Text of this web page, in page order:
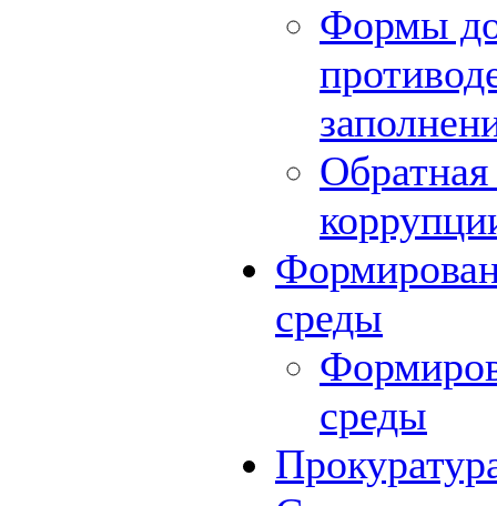
Формы
среды
среды